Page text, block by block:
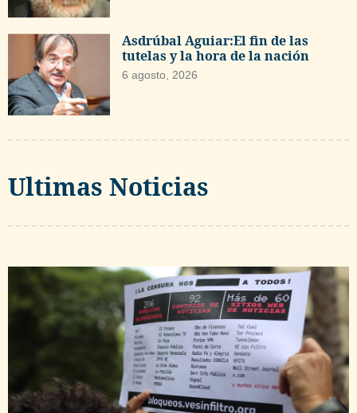
Asdrúbal Aguiar:El fin de las
tutelas y la hora de la nación
6 agosto, 2026
Ultimas Noticias